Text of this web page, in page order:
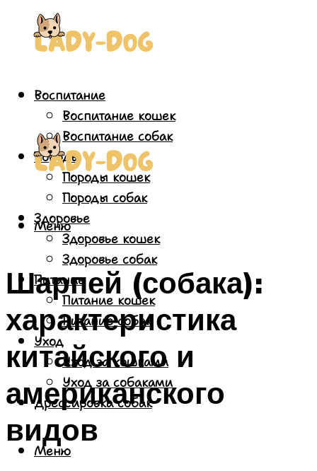
Воспитание
Воспитание кошек
Воспитание собак
Породы
Породы кошек
Породы собак
Здоровье
Здоровье кошек
Здоровье собак
Питание
Питание кошек
Питание собак
Уход
Уход за кошками
Уход за собаками
Дрессировка собак
Меню
Меню
Шарпей (собака):
характеристика
китайского и
американского
видов